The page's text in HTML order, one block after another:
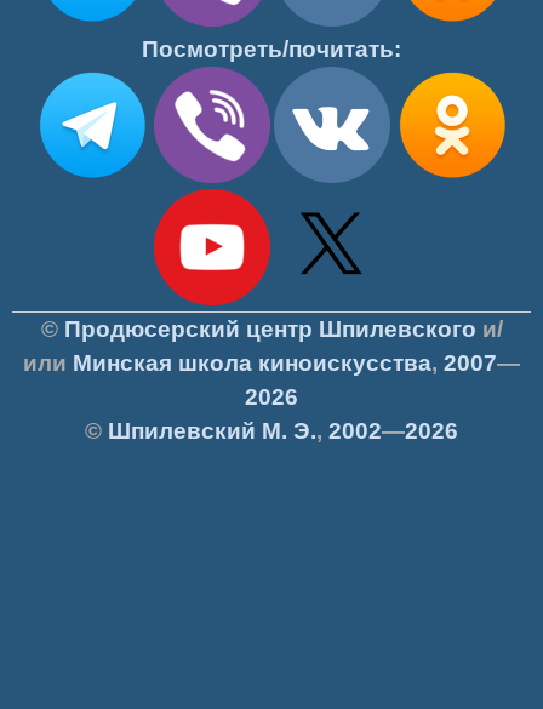
Посмотреть/почитать:
© Продюсерский центр Шпилевского и/
или Минская школа киноискусства, 2007—
2026
© Шпилевский М. Э., 2002—2026